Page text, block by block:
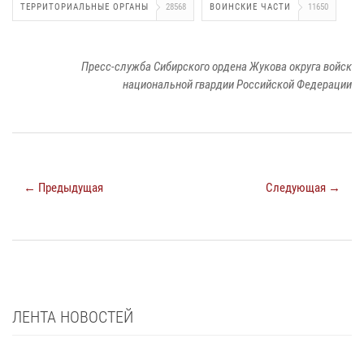
ТЕРРИТОРИАЛЬНЫЕ ОРГАНЫ 28568 ВОИНСКИЕ ЧАСТИ 11650
Пресс-служба Сибирского ордена Жукова округа войск
национальной гвардии Российской Федерации
← Предыдущая Следующая →
ЛЕНТА НОВОСТЕЙ